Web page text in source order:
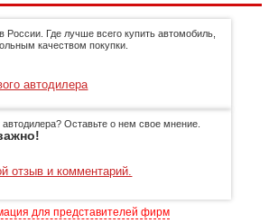
России. Где лучше всего купить автомобиль,
качеством покупки.
автодилера
Оставьте о нем свое мнение.
отзыв и комментарий.
для представителей фирм